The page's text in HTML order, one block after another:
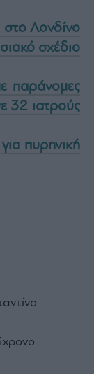
Λονδίνο
σχέδιο
παράνομες
32 ιατρούς
πυρηνική